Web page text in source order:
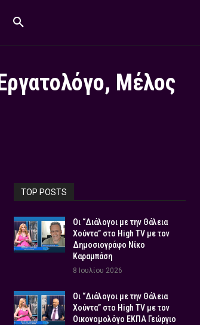
Μέλος
TOP POSTS
Οι “Διάλογοι με την Θάλεια
Χούντα” στο High TV με τον
Δημοσιογράφο Νίκο
Καραμπάση
8 Ιουλίου 2026
Οι “Διάλογοι με την Θάλεια
Χούντα” στο High TV με τον
Οικονομολόγο ΕΚΠΑ Γεώργιο